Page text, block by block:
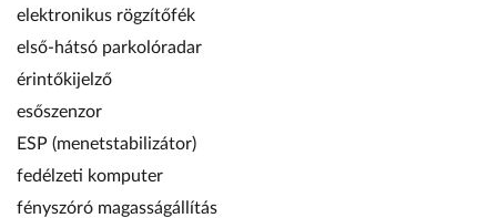
elektronikus rögzítőfék
első-hátsó parkolóradar
érintőkijelző
esőszenzor
ESP (menetstabilizátor)
fedélzeti komputer
fényszóró magasságállítás